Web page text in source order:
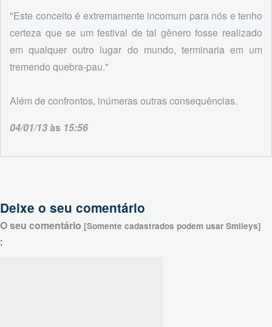
"Este conceito é extremamente incomum para nós e tenho
certeza que se um festival de tal gênero fosse realizado
em qualquer outro lugar do mundo, terminaria em um
tremendo quebra-pau."
Além de confrontos, inúmeras outras consequências.
04/01/13às 15:56
Deixe o seu comentário
O seu comentário [Somente cadastrados podem usar Smileys]
: